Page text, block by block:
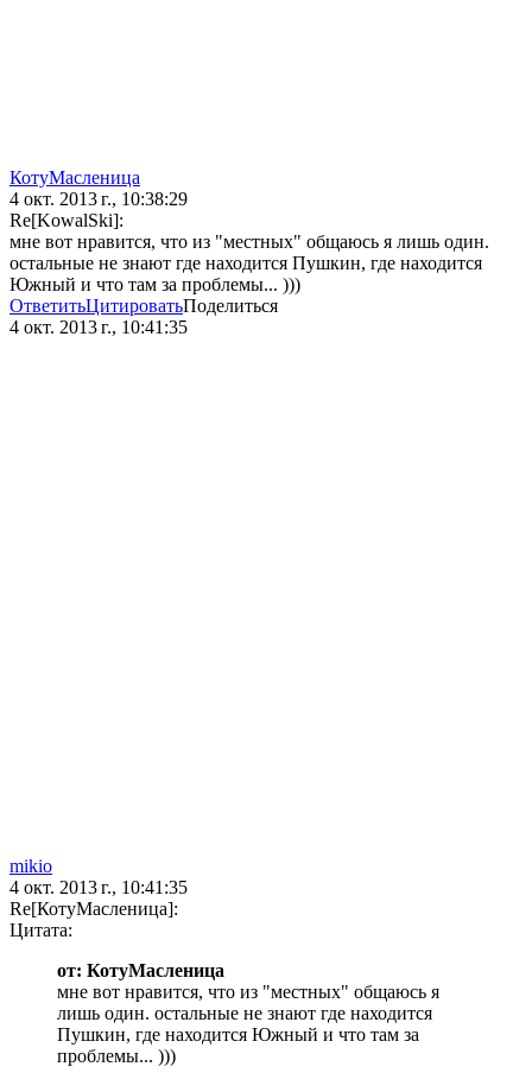
КотуМасленица
4 окт. 2013 г., 10:38:29
Re[KowalSki]:
мне вот нравится, что из "местных" общаюсь я лишь один.
остальные не знают где находится Пушкин, где находится
Южный и что там за проблемы... )))
ОтветитьЦитироватьПоделиться
4 окт. 2013 г., 10:41:35
mikio
4 окт. 2013 г., 10:41:35
Re[КотуМасленица]:
Цитата:
от: КотуМасленица
мне вот нравится, что из "местных" общаюсь я
лишь один. остальные не знают где находится
Пушкин, где находится Южный и что там за
проблемы... )))